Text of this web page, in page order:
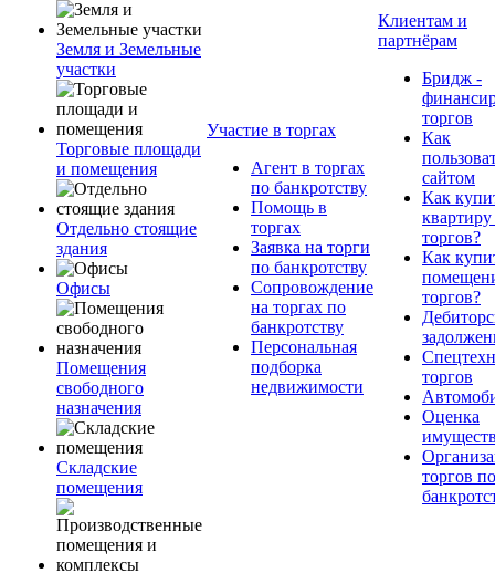
Земля и Земельные
участки
Торговые площади
и помещения
Отдельно стоящие
здания
Офисы
Помещения
свободного
назначения
Складские
помещения
Участие в торгах
Агент в торгах
по банкротству
Помощь в
торгах
Заявка на торги
по банкротству
Сопровождение
на торгах по
банкротству
Персональная
подборка
недвижимости
Клиентам и
партнёрам
Бридж -
торгов
Как
сайтом
Как
квартиру
торгов?
Как
торгов?
торгов
Оценка
торгов по